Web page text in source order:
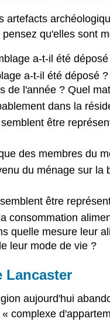
artefacts
qu'elles sont
a-t-il été
a-t-il été déposé
de l'année ? Quel
dans la
être
des membres du
du ménage sur
être
consommation
quelle mesure leur
leur mode de vie ?
Lancaster
aujourd'hui
complexe